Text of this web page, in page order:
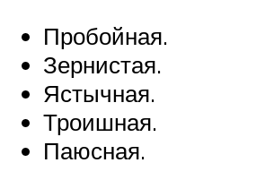
Пробойная.
Зернистая.
Ястычная.
Троишная.
Паюсная.